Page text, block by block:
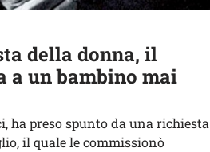
della donna, il
a un bambino mai
ha preso spunto da una richiesta
il quale le commissionò